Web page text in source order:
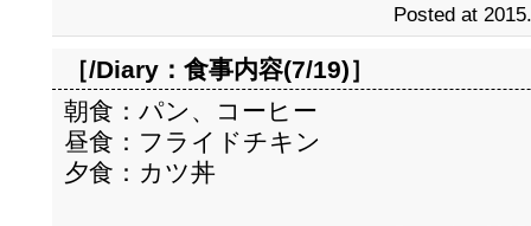
Posted at
［/Diary： 食事内容(7/19)］
朝食：パン、コーヒー
昼食：フライドチキン
夕食：カツ丼